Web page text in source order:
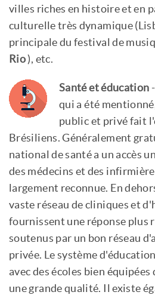
villes riches en histoire et en
culturelle très dynamique
principale du festival de
Rio ), etc.
Santé et éducation
qui a été
public et privé fait
Brésiliens. Généralement
national de santé a un accès
des médecins et des
largement reconnue. En
vaste réseau de cliniques et
fournissent une réponse plus
soutenus par un bon réseau
privée. Le système
avec des écoles bien
une grande qualité. Il existe